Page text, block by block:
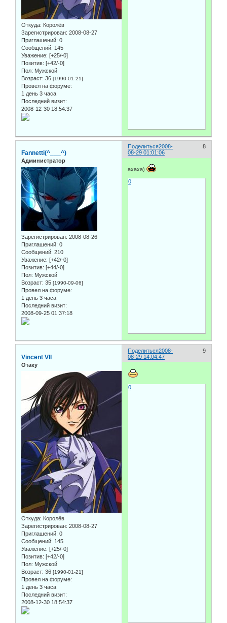
Откуда: Королёв
Зарегистрирован: 2008-08-27
Приглашений: 0
Сообщений: 145
Уважение: [+25/-0]
Позитив: [+42/-0]
Пол: Мужской
Возраст: 36 [1990-01-21]
Провел на форуме:
1 день 3 часа
Последний визит:
2008-12-30 18:54:37
Поделиться 8
2008-
08-29 01:01:06
Fannetti(^___^)
Администратор
Зарегистрирован: 2008-08-26
Приглашений: 0
Сообщений: 210
Уважение: [+42/-0]
Позитив: [+44/-0]
Пол: Мужской
Возраст: 35 [1990-09-06]
Провел на форуме:
1 день 3 часа
Последний визит:
2008-09-25 01:37:18
ахаха)
0
Поделиться 9
2008-
08-29 14:04:47
Vincent VII
Отаку
Откуда: Королёв
Зарегистрирован: 2008-08-27
Приглашений: 0
Сообщений: 145
Уважение: [+25/-0]
Позитив: [+42/-0]
Пол: Мужской
Возраст: 36 [1990-01-21]
Провел на форуме:
1 день 3 часа
Последний визит:
2008-12-30 18:54:37
0